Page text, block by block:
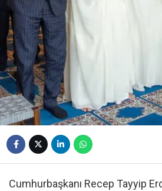
Cumhurbaşkanı Recep Tayyip